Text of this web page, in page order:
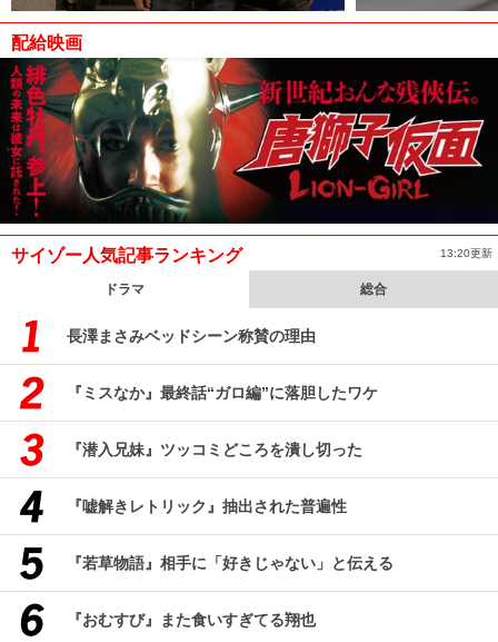
配給映画
サイゾー人気記事ランキング 13:20更新
ドラマ 総合
長澤まさみベッドシーン称賛の理由
『ミスなか』最終話“ガロ編”に落胆したワケ
『潜入兄妹』ツッコミどころを潰し切った
『嘘解きレトリック』抽出された普遍性
『若草物語』相手に「好きじゃない」と伝える
『おむすび』また食いすぎてる翔也